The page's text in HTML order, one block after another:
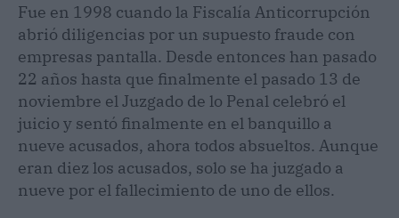
Fue en 1998 cuando la Fiscalía Anticorrupción
abrió diligencias por un supuesto fraude con
empresas pantalla. Desde entonces han pasado
22 años hasta que finalmente el pasado 13 de
noviembre el Juzgado de lo Penal celebró el
juicio y sentó finalmente en el banquillo a
nueve acusados, ahora todos absueltos. Aunque
eran diez los acusados, solo se ha juzgado a
nueve por el fallecimiento de uno de ellos.